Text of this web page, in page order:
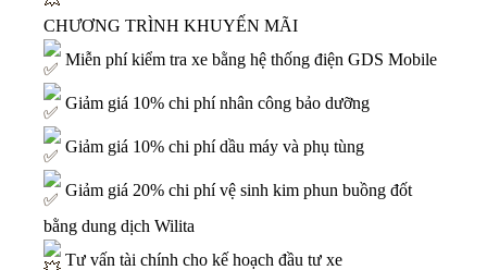
CHƯƠNG TRÌNH KHUYẾN MÃI
Miễn phí kiểm tra xe bằng hệ thống điện GDS Mobile
Giảm giá 10% chi phí nhân công bảo dưỡng
Giảm giá 10% chi phí dầu máy và phụ tùng
Giảm giá 20% chi phí vệ sinh kim phun buồng đốt
bằng dung dịch Wilita
Tư vấn tài chính cho kế hoạch đầu tư xe